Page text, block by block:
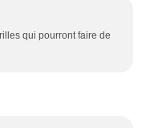
qui pourront faire de